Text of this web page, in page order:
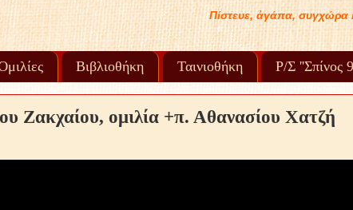
ἀγάπα, συγχώρα καί προχώρα στή ζωή σου..... .
Βιβλιοθήκη Ταινιοθήκη Ρ/Σ ''Σπίνος
Ζακχαίου, ομιλία +π. Αθανασίου Χατζή